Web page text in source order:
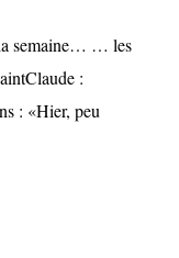
la semaine… … les
:
: «Hier, peu